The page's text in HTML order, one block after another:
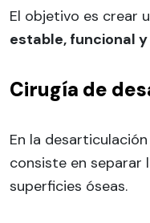
El objetivo es crear
estable, funcional
Cirugía de
En la
consiste en separar
superficies óseas.